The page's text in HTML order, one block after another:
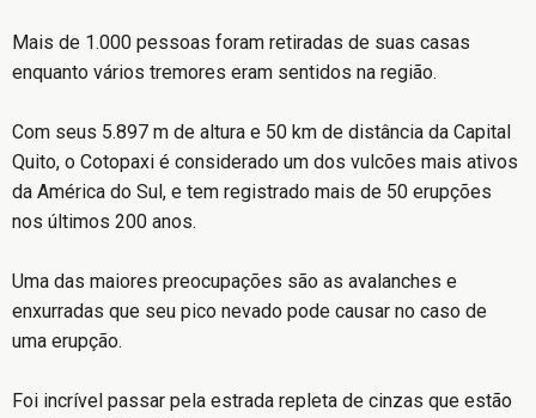
Mais de 1.000 pessoas foram retiradas de suas casas
enquanto vários tremores eram sentidos na região.
Com seus 5.897 m de altura e 50 km de distância da Capital
Quito, o Cotopaxi é considerado um dos vulcões mais ativos
da América do Sul, e tem registrado mais de 50 erupções
nos últimos 200 anos.
Uma das maiores preocupações são as avalanches e
enxurradas que seu pico nevado pode causar no caso de
uma erupção.
Foi incrível passar pela estrada repleta de cinzas que estão